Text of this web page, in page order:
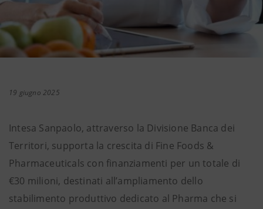
19 giugno 2025
Intesa Sanpaolo, attraverso la Divisione Banca dei
Territori, supporta la crescita di Fine Foods &
Pharmaceuticals con finanziamenti per un totale di
€30 milioni, destinati all’ampliamento dello
stabilimento produttivo dedicato al Pharma che si